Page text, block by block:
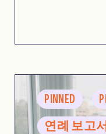
PINNED
연례 보고서